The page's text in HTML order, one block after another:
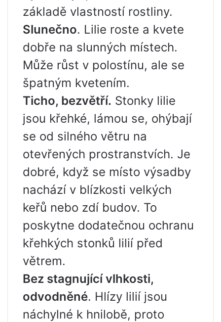
základě vlastností rostliny.
Slunečno. Lilie roste a kvete
dobře na slunných místech.
Může růst v polostínu, ale se
špatným kvetením.
Ticho, bezvětří. Stonky lilie
jsou křehké, lámou se, ohýbají
se od silného větru na
otevřených prostranstvích. Je
dobré, když se místo výsadby
nachází v blízkosti velkých
keřů nebo zdí budov. To
poskytne dodatečnou ochranu
křehkých stonků lilií před
větrem.
Bez stagnující vlhkosti,
odvodněné. Hlízy lilií jsou
náchylné k hnilobě, proto